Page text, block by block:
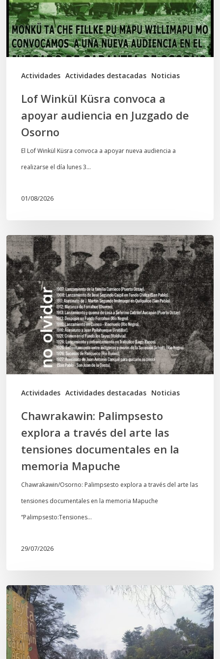
Actividades Actividades destacadas Noticias
apoyar
audiencia
en
Juzgado
Lof Winkül Küsra convoca a
apoyar audiencia en Juzgado de
Osorno
El Lof Winkül Küsra convoca a apoyar nueva audiencia a
realizarse el día lunes 3…
01/08/2026
Actividades Actividades destacadas Noticias
Chawrakawin:
Palimpsesto
explora
a
través
del
arte
las
tensiones
documentales
memoria
Mapuche
Chawrakawin: Palimpsesto
explora a través del arte las
tensiones documentales en la
memoria Mapuche
Chawrakawin/Osorno: Palimpsesto explora a través del arte las
tensiones documentales en la memoria Mapuche
“Palimpsesto:Tensiones…
29/07/2026
En
defensa
del
Salto